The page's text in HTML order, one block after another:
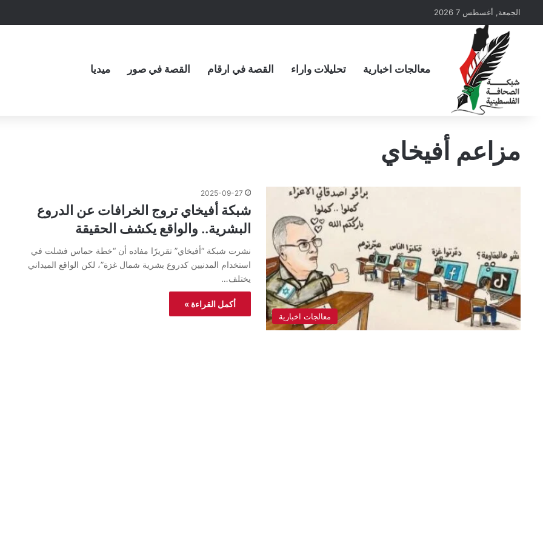
الجمعة, أغسطس 7 2026
معالجات اخبارية تحليلات واراء القصة في ارقام القصة في صور ميديا
مزاعم أفيخاي
معالجات اخبارية
2025-09-27
شبكة أفيخاي تروج الخرافات عن الدروع
البشرية.. والواقع يكشف الحقيقة
نشرت شبكة “أفيخاي” تقريرًا مفاده أن “خطة حماس فشلت في
استخدام المدنيين كدروع بشرية شمال غزة”، لكن الواقع الميداني
يختلف…
أكمل القراءة »